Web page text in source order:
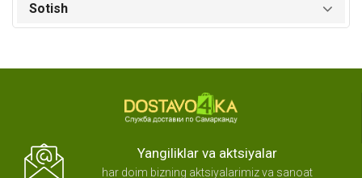
Sotish
Yangiliklar va aktsiyalar
har doim bizning aktsiyalarimiz va sanoat